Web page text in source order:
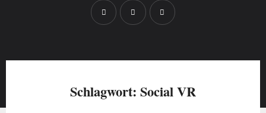
Schlagwort: Social VR